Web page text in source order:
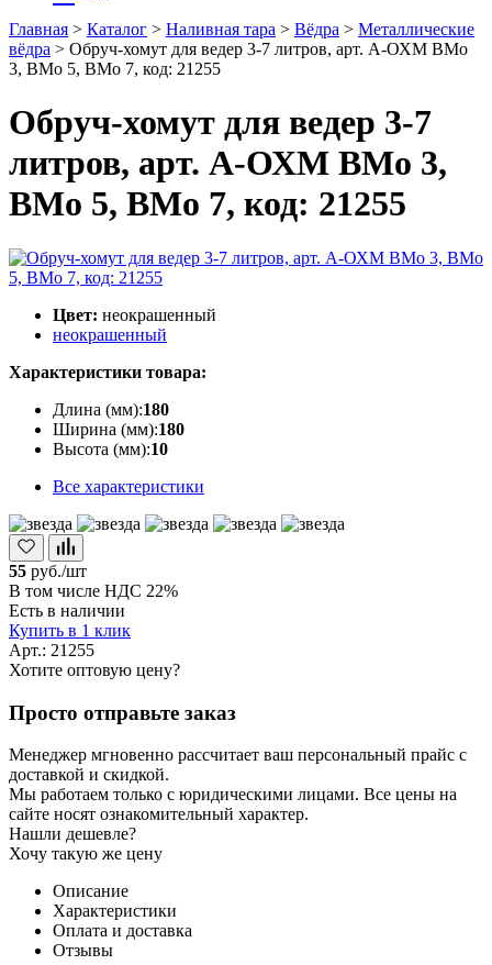
Главная > Каталог > Наливная тара > Вёдра > Металлические
вёдра > Обруч-хомут для ведер 3-7 литров, арт. А-ОХМ ВМо
3, ВМо 5, ВМо 7, код: 21255
Обруч-хомут для ведер 3-7
литров, арт. А-ОХМ ВМо 3,
ВМо 5, ВМо 7, код: 21255
Цвет: неокрашенный
неокрашенный
Характеристики товара:
Длина (мм):180
Ширина (мм):180
Высота (мм):10
Все характеристики
55 руб./шт
В том числе НДС 22%
Есть в наличии
Купить в 1 клик
Арт.: 21255
Хотите оптовую цену?
Просто отправьте заказ
Менеджер мгновенно рассчитает ваш персональный прайс с
доставкой и скидкой.
Мы работаем только с юридическими лицами. Все цены на
сайте носят ознакомительный характер.
Нашли дешевле?
Хочу такую же цену
Описание
Характеристики
Оплата и доставка
Отзывы